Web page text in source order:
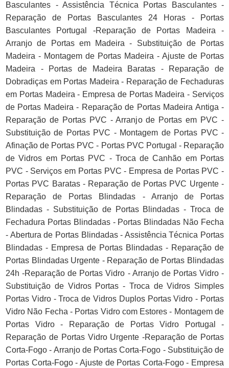
Basculantes - Assistência Técnica Portas Basculantes -
Reparação de Portas Basculantes 24 Horas - Portas
Basculantes Portugal -Reparação de Portas Madeira -
Arranjo de Portas em Madeira - Substituição de Portas
Madeira - Montagem de Portas Madeira - Ajuste de Portas
Madeira - Portas de Madeira Baratas - Reparação de
Dobradiças em Portas Madeira - Reparação de Fechaduras
em Portas Madeira - Empresa de Portas Madeira - Serviços
de Portas Madeira - Reparação de Portas Madeira Antiga -
Reparação de Portas PVC - Arranjo de Portas em PVC -
Substituição de Portas PVC - Montagem de Portas PVC -
Afinação de Portas PVC - Portas PVC Portugal - Reparação
de Vidros em Portas PVC - Troca de Canhão em Portas
PVC - Serviços em Portas PVC - Empresa de Portas PVC -
Portas PVC Baratas - Reparação de Portas PVC Urgente -
Reparação de Portas Blindadas - Arranjo de Portas
Blindadas - Substituição de Portas Blindadas - Troca de
Fechadura Portas Blindadas - Portas Blindadas Não Fecha
- Abertura de Portas Blindadas - Assistência Técnica Portas
Blindadas - Empresa de Portas Blindadas - Reparação de
Portas Blindadas Urgente - Reparação de Portas Blindadas
24h -Reparação de Portas Vidro - Arranjo de Portas Vidro -
Substituição de Vidros Portas - Troca de Vidros Simples
Portas Vidro - Troca de Vidros Duplos Portas Vidro - Portas
Vidro Não Fecha - Portas Vidro com Estores - Montagem de
Portas Vidro - Reparação de Portas Vidro Portugal -
Reparação de Portas Vidro Urgente -Reparação de Portas
Corta-Fogo - Arranjo de Portas Corta-Fogo - Substituição de
Portas Corta-Fogo - Ajuste de Portas Corta-Fogo - Empresa